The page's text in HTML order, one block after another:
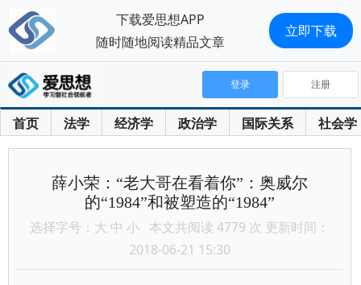
首页 法学 经济学 政治学 国际关系 社会学
登录 注册
薛小荣：“老大哥在看着你”：奥威尔
的“1984”和被塑造的“1984”
选择字号： 大 中 小 本文共阅读 4779 次 更新时间：
2018-06-21 15:30
下载爱思想APP
随时随地阅读精品文章
立即下载